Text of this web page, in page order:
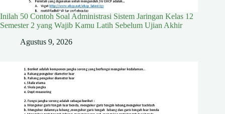
Inilah 50 Contoh Soal Administrasi Sistem Jaringan Kelas 12
Semester 2 yang Wajib Kamu Latih Sebelum Ujian Akhir
Agustus 9, 2026